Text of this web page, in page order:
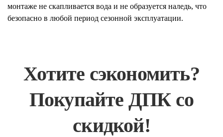
монтаже не скапливается вода и не образуется наледь, что
безопасно в любой период сезонной эксплуатации.
Хотите сэкономить?
Покупайте ДПК со
скидкой!